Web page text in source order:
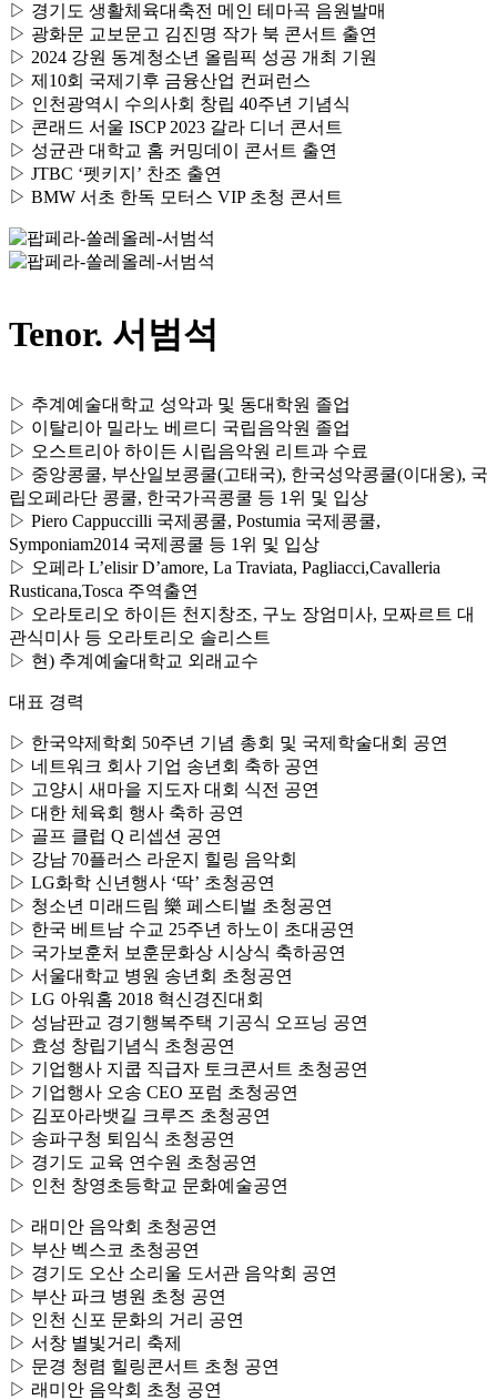
▷ 경기도 생활체육대축전 메인 테마곡 음원발매
▷ 광화문 교보문고 김진명 작가 북 콘서트 출연
▷ 2024 강원 동계청소년 올림픽 성공 개최 기원
▷ 제10회 국제기후 금융산업 컨퍼런스
▷ 인천광역시 수의사회 창립 40주년 기념식
▷ 콘래드 서울 ISCP 2023 갈라 디너 콘서트
▷ 성균관 대학교 홈 커밍데이 콘서트 출연
▷ JTBC ‘펫키지’ 찬조 출연
▷ BMW 서초 한독 모터스 VIP 초청 콘서트
Tenor. 서범석
▷ 추계예술대학교 성악과 및 동대학원 졸업
▷ 이탈리아 밀라노 베르디 국립음악원 졸업
▷ 오스트리아 하이든 시립음악원 리트과 수료
▷ 중앙콩쿨, 부산일보콩쿨(고태국), 한국성악콩쿨(이대웅), 국
립오페라단 콩쿨, 한국가곡콩쿨 등 1위 및 입상
▷ Piero Cappuccilli 국제콩쿨, Postumia 국제콩쿨,
Symponiam2014 국제콩쿨 등 1위 및 입상
▷ 오페라 L’elisir D’amore, La Traviata, Pagliacci,Cavalleria
Rusticana,Tosca 주역출연
▷ 오라토리오 하이든 천지창조, 구노 장엄미사, 모짜르트 대
관식미사 등 오라토리오 솔리스트
▷ 현) 추계예술대학교 외래교수
대표 경력
▷ 한국약제학회 50주년 기념 총회 및 국제학술대회 공연
▷ 네트워크 회사 기업 송년회 축하 공연
▷ 고양시 새마을 지도자 대회 식전 공연
▷ 대한 체육회 행사 축하 공연
▷ 골프 클럽 Q 리셉션 공연
▷ 강남 70플러스 라운지 힐링 음악회
▷ LG화학 신년행사 ‘딱’ 초청공연
▷ 청소년 미래드림 樂 페스티벌 초청공연
▷ 한국 베트남 수교 25주년 하노이 초대공연
▷ 국가보훈처 보훈문화상 시상식 축하공연
▷ 서울대학교 병원 송년회 초청공연
▷ LG 아워홈 2018 혁신경진대회
▷ 성남판교 경기행복주택 기공식 오프닝 공연
▷ 효성 창립기념식 초청공연
▷ 기업행사 지쿱 직급자 토크콘서트 초청공연
▷ 기업행사 오송 CEO 포럼 초청공연
▷ 김포아라뱃길 크루즈 초청공연
▷ 송파구청 퇴임식 초청공연
▷ 경기도 교육 연수원 초청공연
▷ 인천 창영초등학교 문화예술공연
▷ 래미안 음악회 초청공연
▷ 부산 벡스코 초청공연
▷ 경기도 오산 소리울 도서관 음악회 공연
▷ 부산 파크 병원 초청 공연
▷ 인천 신포 문화의 거리 공연
▷ 서창 별빛거리 축제
▷ 문경 청렴 힐링콘서트 초청 공연
▷ 래미안 음악회 초청 공연